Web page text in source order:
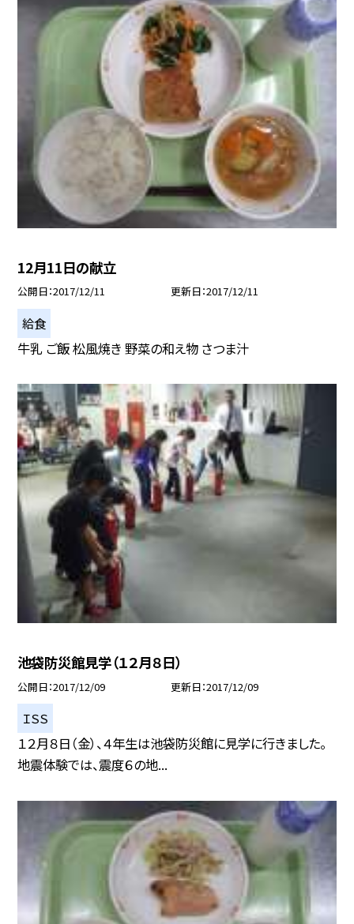
12月11日の献立
公開日 2017/12/11 更新日 2017/12/11
給食
牛乳 ご飯 松風焼き 野菜の和え物 さつま汁
池袋防災館見学（１２月８日）
公開日 2017/12/09 更新日 2017/12/09
ＩＳＳ
１２月８日（金）、４年生は池袋防災館に見学に行きました。
地震体験では、震度６の地...